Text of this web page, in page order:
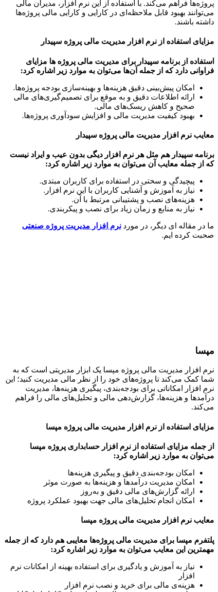
فراهم می‌کند. با استفاده از این نرم افزار، مدیران مالی
بهبود قابل ملاحظه‌ای در کارایی و کارایی مالی پروژه‌ها
باشند.
استفاده از نرم افزار مدیریت مالی پروژه سپیدار
از برنامه سپیدار برای مدیریت مالی پروژه ها مزایای
دارد که از جمله آن‌ها می‌توان به موارد زیر اشاره کرد:
امکان پیش‌بینی دقیق هزینه‌ها و بهینه‌سازی بودجه پروژه‌ها.
ارائه اطلاعات دقیق و به موقع برای تصمیم‌گیری‌های مالی
صحیح و کاهش ریسک‌های مالی.
بهبود کیفیت مدیریت مالی و افزایش سودآوری پروژه‌ها.
نرم افزار مدیریت مالی پروژه سپیدار
سپیدار هم مثل هر نرم افزار دیگی بدون عیب و ایراد نیست
جمله معایب آن می‌توان به موارد زیر اشاره کرد:
پیچیدگی و سختی در استفاده برای کاربران مبتدی.
نیاز به آموزش و آشنایی کاربران با این نرم افزار.
هزینه‌های نصب و پشتیبانی مرتبط با آن.
نیاز به منابع و زمان زیاد برای نصب و پیکربندی.
مقاله ای دیگر، در موردنرم افزار مدیریت پروژه صنعتی
کرده ایم.
افزار مدیریت مالی پروژه مپسا یک ابزار مدیریتی است که به
کمک می‌کند تا پروژه‌های خود را از نظر مالی مدیریت کنید؛ این
امکاناتی برای بودجه‌بندی، پیگیری هزینه‌ها، مدیریت
و هزینه‌ها، گزارش‌دهی مالی و تحلیل‌های مالی را فراهم
استفاده از نرم افزار مدیریت مالی پروژه مپسا
مزایای استفاده از نرم افزار حسابداری پروژه مپسا
به موارد زیر اشاره کرد:
امکان بودجه‌بندی دقیق و پیگیری هزینه‌ها
امکان مدیریت درآمدها و هزینه‌ها به صورت موثر
ارائه گزارش‌های مالی دقیق و به‌روز
امکان انجام تحلیل‌های مالی جهت بهبود عملکرد پروژه
نرم افزار مدیریت مالی پروژه مپسا
مپسا برای مدیریت مالی پروژه‌ها معایبی هم دارد که از جمله
این معایب می‌توان به موارد زیر اشاره کرد:
نیاز به آموزش و یادگیری برای استفاده بهینه از امکانات نرم
هزینه‌ی مالی برای خرید و نصب نرم افزار